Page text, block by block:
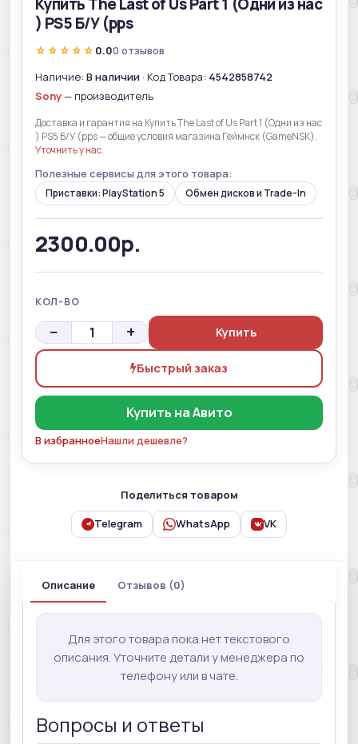
) PS5 Б/У (pps
☆☆☆☆☆ 0.00 отзывов
Наличие: В наличии · Код Товара: 4542858742
Sony— производитель
Доставка и гарантия на Купить The Last of Us Part 1 (Одни из нас
) PS5 Б/У (pps — общие условия магазина Геймнск (GameNSK).
Уточнить у нас.
Полезные сервисы для этого товара:
Приставки: PlayStation 5 Обмен дисков и Trade-In
2300.00р.
КОЛ-ВО
− + Купить
Быстрый заказ
Купить на Авито
В избранноеНашли дешевле?
Поделиться товаром
Telegram WhatsApp VK
Описание Отзывов (0)
Для этого товара пока нет текстового
описания. Уточните детали у менеджера по
телефону или в чате.
Вопросы и ответы